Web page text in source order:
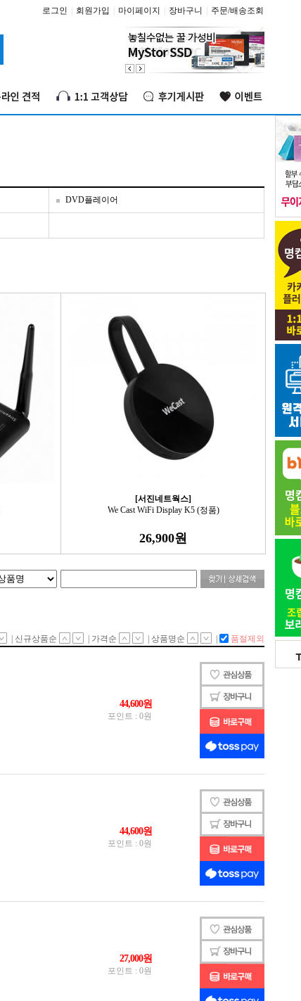
로그인 회원가입 마이페이지 장바구니 주문/배송조회
DVD플레이어
[서진네트웍스]
We Cast WiFi Display K5 (정품)
26,900원